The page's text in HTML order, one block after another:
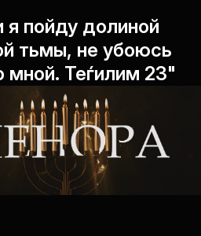
пойду долиной
тьмы, не убоюсь
мной. Теѓилим 23"